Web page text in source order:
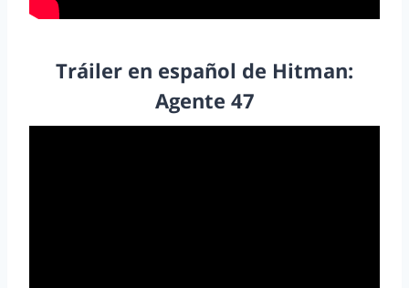
Tráiler en español de Hitman:
Agente 47